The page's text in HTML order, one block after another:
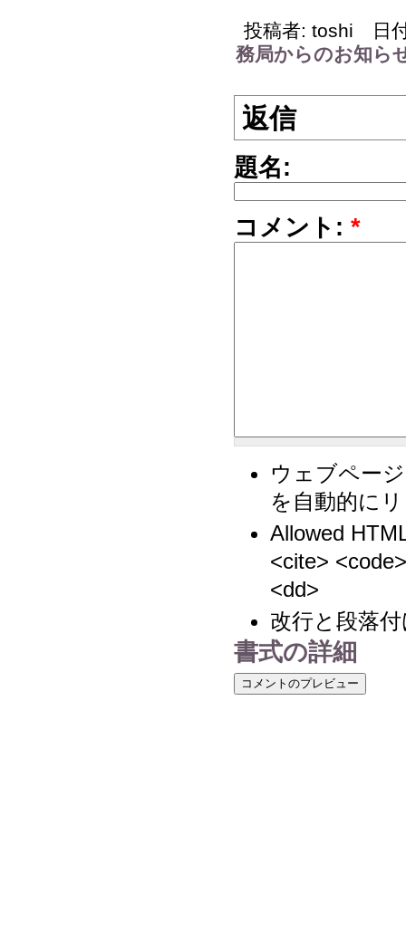
投稿者: toshi 日
務局からのお知ら
返信
題名:
コメント: *
ウェブペー
を自動的に
Allowed
<cite>
<dd>
改行と段落
書式の詳細